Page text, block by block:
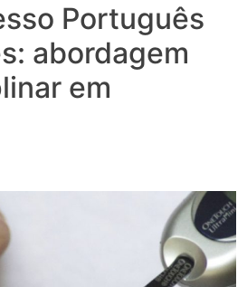
Português
abordagem
em